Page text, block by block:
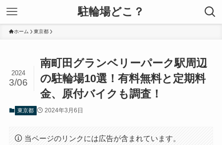
駐輪場どこ？
ホーム 東京都
南町田グランベリーパーク駅周辺
の駐輪場10選！有料無料と定期料
金、原付バイクも調査！
2024
3/06
東京都 2024年3月6日
当ページのリンクには広告が含まれています。